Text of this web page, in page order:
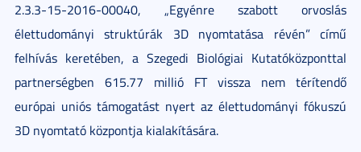
2.3.3-15-2016-00040, „Egyénre szabott orvoslás
élettudományi struktúrák 3D nyomtatása révén” című
felhívás keretében, a Szegedi Biológiai Kutatóközponttal
partnerségben 615.77 millió FT vissza nem térítendő
európai uniós támogatást nyert az élettudományi fókuszú
3D nyomtató központja kialakítására.